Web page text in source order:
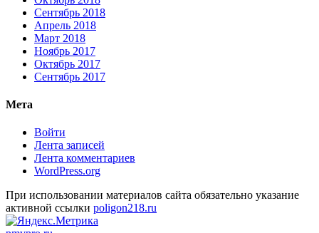
Сентябрь 2018
Апрель 2018
Март 2018
Ноябрь 2017
Октябрь 2017
Сентябрь 2017
Мета
Войти
Лента записей
Лента комментариев
WordPress.org
При использовании материалов сайта обязательно указание
активной ссылки poligon218.ru